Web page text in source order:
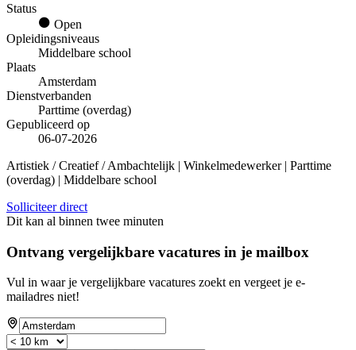
Status
Open
Opleidingsniveaus
Middelbare school
Plaats
Amsterdam
Dienstverbanden
Parttime (overdag)
Gepubliceerd op
06-07-2026
Artistiek / Creatief / Ambachtelijk | Winkelmedewerker | Parttime
(overdag) | Middelbare school
Solliciteer direct
Dit kan al binnen twee minuten
Ontvang vergelijkbare vacatures in je mailbox
Vul in waar je vergelijkbare vacatures zoekt en vergeet je e-
mailadres niet!